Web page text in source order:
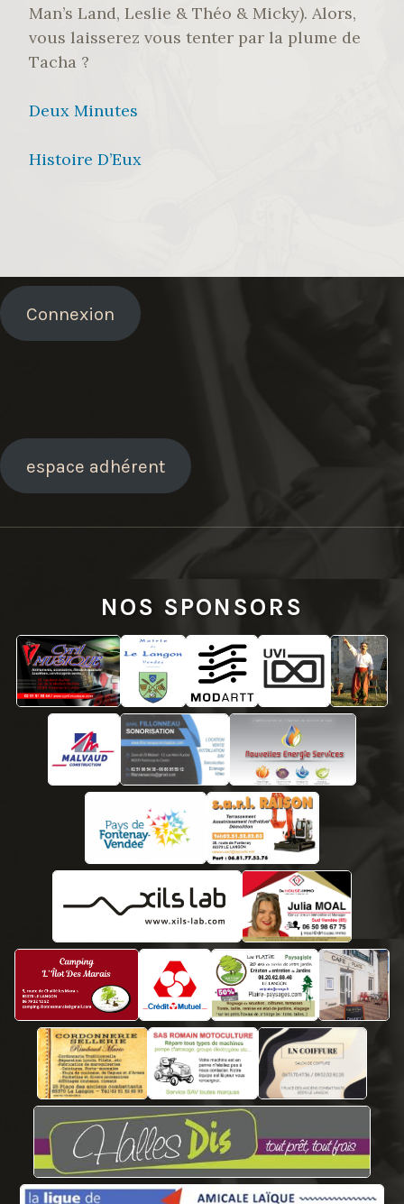
Man’s Land, Leslie & Théo & Micky). Alors,
vous laisserez vous tenter par la plume de
Tacha ?
Deux Minutes
Histoire D’Eux
Connexion
espace adhérent
NOS SPONSORS